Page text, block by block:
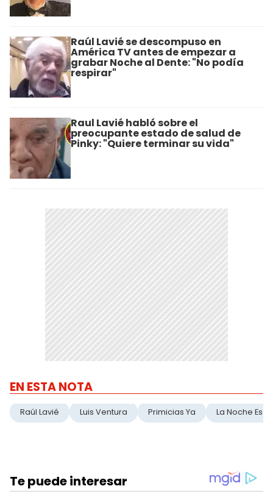
Raúl Lavié se descompuso en
América TV antes de empezar a
grabar Noche al Dente: "No podía
respirar"
Raul Lavié habló sobre el
preocupante estado de salud de
Pinky: "Quiere terminar su vida"
EN ESTA NOTA
Raúl Lavié Luis Ventura Primicias Ya La Noche Es